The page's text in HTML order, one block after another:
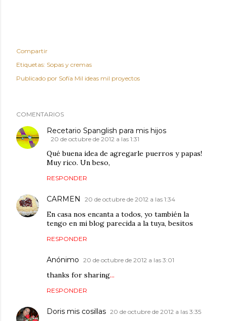
Compartir
Etiquetas: Sopas y cremas
Publicado por Sofía Mil ideas mil proyectos
COMENTARIOS
Recetario Spanglish para mis hijos
20 de octubre de 2012 a las 1:31
Qué buena idea de agregarle puerros y papas!
Muy rico. Un beso,
RESPONDER
CARMEN 20 de octubre de 2012 a las 1:34
En casa nos encanta a todos, yo también la
tengo en mi blog parecida a la tuya, besitos
RESPONDER
Anónimo 20 de octubre de 2012 a las 3:01
thanks for sharing...
RESPONDER
Doris mis cosillas 20 de octubre de 2012 a las 3:35